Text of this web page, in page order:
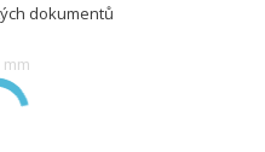
dokumentů